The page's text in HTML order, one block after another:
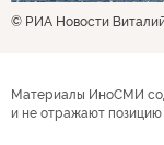
© РИА Новости
Материалы ИноСМИ
и не отражают